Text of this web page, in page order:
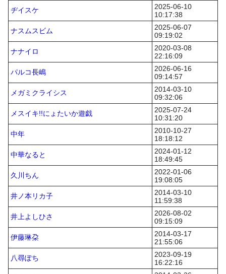
ヂイスケ
2025-06-10
10:17:38
ナスムスビム
2025-06-07
09:19:02
ナナイロ
2020-03-08
22:16:09
パルコ長嶋
2026-06-16
09:14:57
メガミクライシス
2014-03-10
09:32:06
メスイキ!!にょたいか遊戯
2025-07-24
10:31:20
中年
2010-10-27
18:18:12
中華なると
2024-01-12
18:49:45
久川ちん
2022-01-06
19:08:05
井ノ本リカ子
2014-03-10
11:59:38
井上よしひさ
2026-08-02
09:15:09
伊藤琳朶
2014-03-17
21:55:06
八尋ぽち
2023-09-19
16:22:16